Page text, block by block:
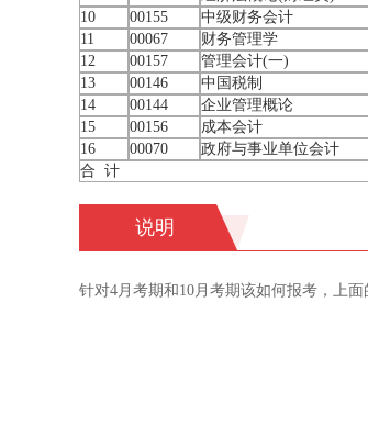
10
00155 中级财务会计
11
00067 财务管理学
12
00157 管理会计(一)
13
00146 中国税制
14
00144 企业管理概论
15
00156 成本会计
16
00070 政府与事业单位会计
合 计
说明
针对4月考期和10月考期该如何报考，上